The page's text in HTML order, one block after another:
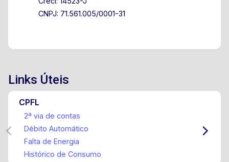
CNPJ: 71.561.005/0001-31
Links Úteis
CPFL
2ª via de contas
Débito Automático
Falta de Energia
Histórico de Consumo